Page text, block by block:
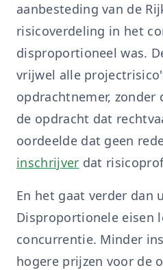
aanbesteding van de
risicoverdeling in het
disproportioneel was.
vrijwel alle
opdrachtnemer, zonder
de opdracht dat
oordeelde dat geen
inschrijver dat
En het gaat verder dan
Disproportionele eisen
concurrentie. Minder
hogere prijzen voor de